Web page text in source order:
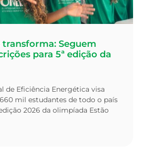
transforma: Seguem
para 5ª edição da
de Eficiência Energética visa
mil estudantes de todo o país
2026 da olimpíada Estão